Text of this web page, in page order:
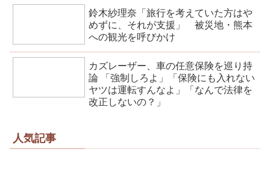
鈴木紗理奈「旅行を考えていた方はや
めずに、それが支援」 被災地・熊本
への観光を呼びかけ
カズレーザー、車の任意保険を巡り持
論 「強制しろよ」「保険にも入れない
ヤツは運転すんなよ」「なんで法律を
改正しないの？」
人気記事